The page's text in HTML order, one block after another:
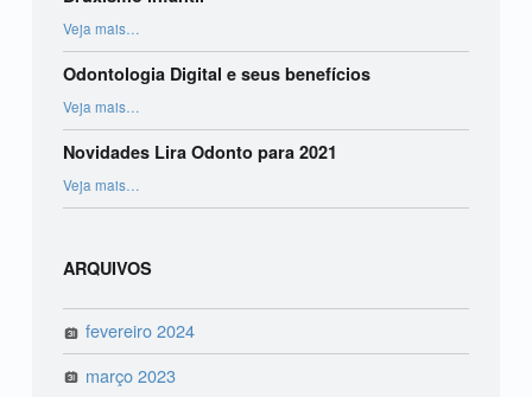
Veja mais…
Odontologia Digital e seus benefícios
Veja mais…
Novidades Lira Odonto para 2021
Veja mais…
ARQUIVOS
fevereiro 2024
março 2023